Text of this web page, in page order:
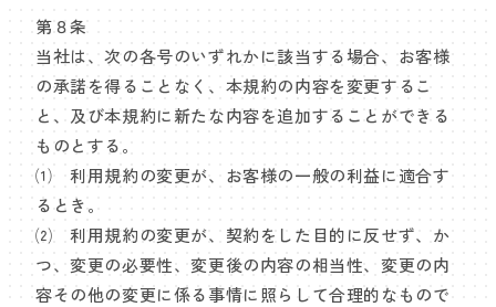
第８条
当社は、次の各号のいずれかに該当する場合、お客様
の承諾を得ることなく、本規約の内容を変更するこ
と、及び本規約に新たな内容を追加することができる
ものとする。
⑴ 利用規約の変更が、お客様の一般の利益に適合す
るとき。
⑵ 利用規約の変更が、契約をした目的に反せず、か
つ、変更の必要性、変更後の内容の相当性、変更の内
容その他の変更に係る事情に照らして合理的なもので